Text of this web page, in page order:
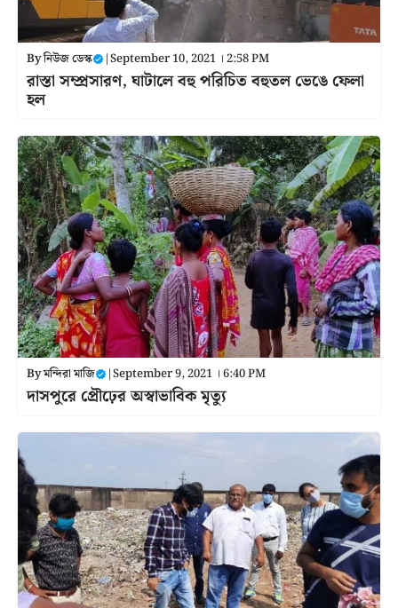
Byনিউজ ডেস্ক |September 10, 2021 । 2:58 PM
রাস্তা সম্প্রসারণ, ঘাটালে বহু পরিচিত বহুতল ভেঙে ফেলা
হল
Byমন্দিরা মাজি |September 9, 2021 । 6:40 PM
দাসপুরে প্রৌঢ়ের অস্বাভাবিক মৃত্যু